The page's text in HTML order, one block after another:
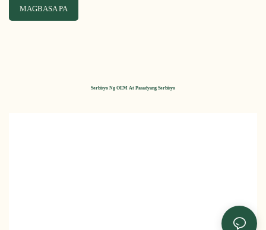
MAGBASA PA
Serbisyo Ng OEM At Pasadyang Serbisyo